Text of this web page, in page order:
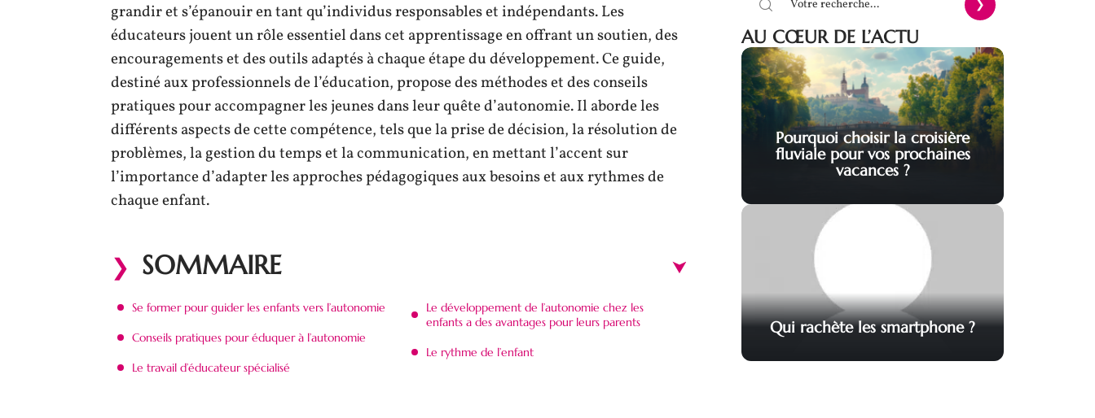
grandir et s’épanouir en tant qu’individus responsables et indépendants. Les
éducateurs jouent un rôle essentiel dans cet apprentissage en offrant un soutien, des
encouragements et des outils adaptés à chaque étape du développement. Ce guide,
destiné aux professionnels de l’éducation, propose des méthodes et des conseils
pratiques pour accompagner les jeunes dans leur quête d’autonomie. Il aborde les
différents aspects de cette compétence, tels que la prise de décision, la résolution de
problèmes, la gestion du temps et la communication, en mettant l’accent sur
l’importance d’adapter les approches pédagogiques aux besoins et aux rythmes de
chaque enfant.
SOMMAIRE
Se former pour guider les enfants vers l’autonomie
Conseils pratiques pour éduquer à l’autonomie
Le travail d’éducateur spécialisé
Le développement de l’autonomie chez les
enfants a des avantages pour leurs parents
Le rythme de l’enfant
AU CŒUR DE L’ACTU
Pourquoi choisir la croisière
fluviale pour vos prochaines
vacances ?
Qui rachète les smartphone ?